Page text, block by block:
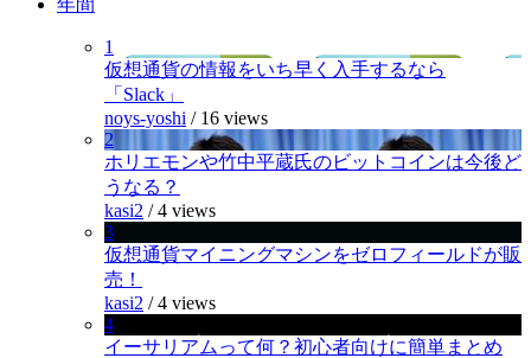
1
仮想通貨の情報をいち早く入手するなら
「Slack」
noys-yoshi / 16 views
2
ホリエモンや竹中平蔵氏のビットコインは今後ど
うなる？
kasi2 /4 views
3
仮想通貨マイニングマシンをゼロフィールドが販
売！
kasi2 /4 views
4
イーサリアムって何？初心者向けに簡単まとめ